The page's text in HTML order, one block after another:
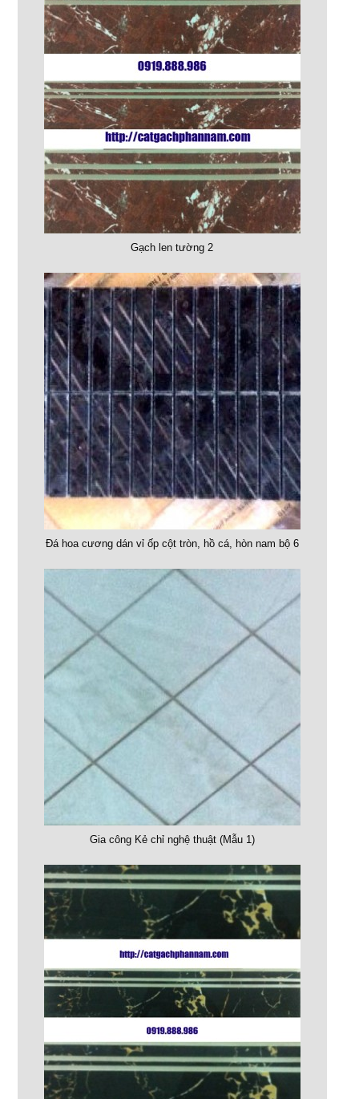
Gạch len tường 2
Đá hoa cương dán vỉ ốp cột tròn, hồ cá, hòn nam bộ 6
Gia công Kẻ chỉ nghệ thuật (Mẫu 1)